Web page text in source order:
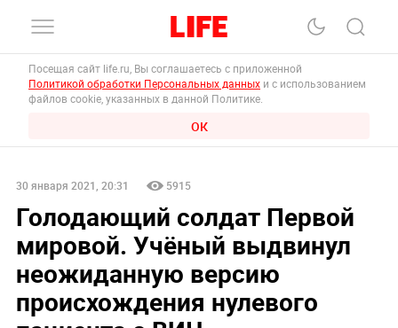
Посещая сайт life.ru, Вы соглашаетесь с приложенной
Политикой обработки Персональных данных и с использованием
файлов cookie, указанных в данной Политике.
ОК
30 января 2021, 20:31 5915
Голодающий солдат Первой
мировой. Учёный выдвинул
неожиданную версию
происхождения нулевого